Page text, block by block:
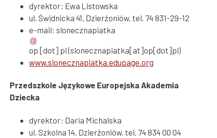
dyrektor: Ewa Listowska
ul. Świdnicka 41, Dzierżoniów, tel. 74 831-29-12
e-mail: slonecznapiatka
op [dot] pl(slonecznapiatka[at]op[dot]pl)
www.slonecznapiatka.edupage.org
Przedszkole Językowe Europejska Akademia
Dziecka
dyrektor: Daria Michalska
ul. Szkolna 14, Dzierżoniów, tel. 74 834 00 04